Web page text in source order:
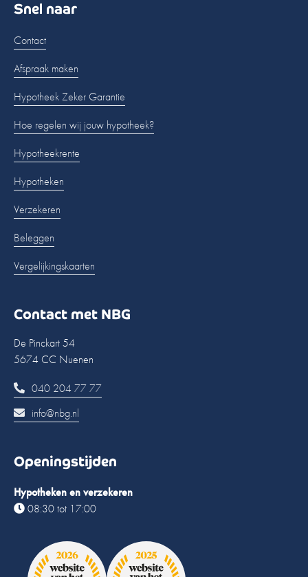
Snel naar
Contact
Afspraak maken
Hypotheek Zeker Garantie
Hoe regelen wij jouw hypotheek?
Hypotheekrente
Hypotheken
Verzekeren
Beleggen
Vergelijkingskaarten
Contact met NBG
De Pinckart 54
5674 CC Nuenen
040 204 77 77
info@nbg.nl
Openingstijden
Hypotheken en verzekeren
08:30 tot 17:00